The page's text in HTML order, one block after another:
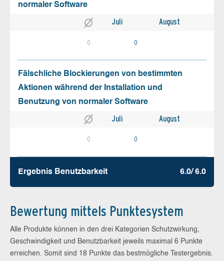
normaler Software
Juli August
0 0
Fälschliche Blockierungen von bestimmten
Aktionen während der Installation und
Benutzung von normaler Software
Juli August
0 0
Ergebnis Benutz­barkeit 6.0/ 6.0
Bewertung mittels Punktesystem
Alle Produkte können in den drei Kategorien Schutzwirkung,
Geschwindigkeit und Benutzbarkeit jeweils maximal 6 Punkte
erreichen. Somit sind 18 Punkte das bestmögliche Testergebnis.